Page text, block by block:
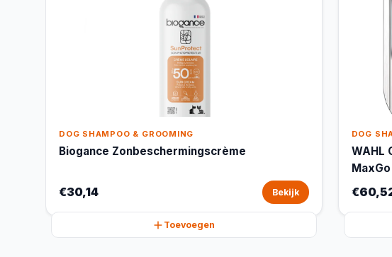
DOG SHAMPOO & GROOMING
Biogance Zonbeschermingscrème
€30,14 Bekijk
Toevoegen
DOG
WAHL
MaxGo